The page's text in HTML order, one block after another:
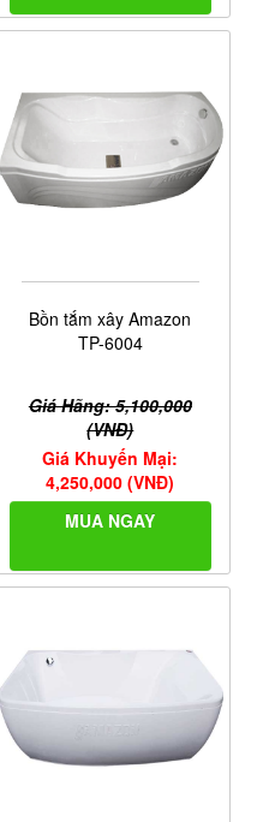
Bồn tắm xây Amazon
TP-6004
Giá Hãng: 5,100,000
(VNĐ)
Giá Khuyến Mại:
4,250,000 (VNĐ)
MUA NGAY